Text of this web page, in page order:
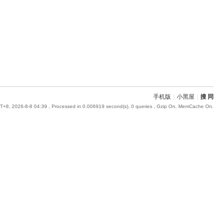
手机版 小黑屋 搜 同
2026-8-8 04:39 , Processed in 0.006919 second(s), 0 queries , Gzip On, MemCache On.